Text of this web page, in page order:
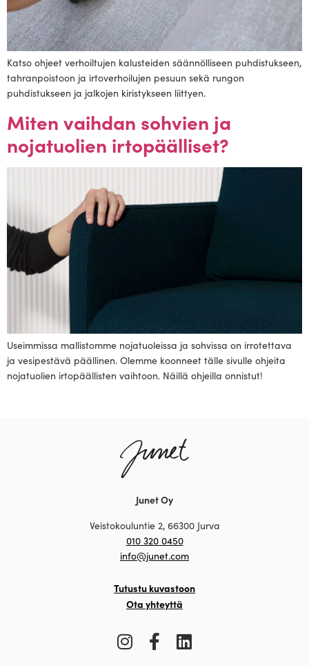
Katso ohjeet verhoiltujen kalusteiden säännölliseen puhdistukseen,
tahranpoistoon ja irtoverhoilujen pesuun sekä rungon
puhdistukseen ja jalkojen kiristykseen liittyen.
Miten vaihdan sohvien ja
nojatuolien irtopäälliset?
Useimmissa mallistomme nojatuoleissa ja sohvissa on irrotettava
ja vesipestävä päällinen. Olemme koonneet tälle sivulle ohjeita
nojatuolien irtopäällisten vaihtoon. Näillä ohjeilla onnistut!
Junet Oy
Veistokouluntie 2, 66300 Jurva
010 320 0450
info@junet.com
Tutustu kuvastoon
Ota yhteyttä